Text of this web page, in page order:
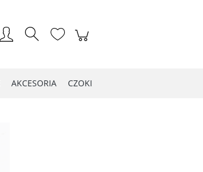
AKCESORIA CZOKI